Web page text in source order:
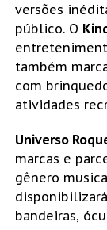
versões
público. O
também
com
atividades
Universo
marcas e
gênero
bandeiras,